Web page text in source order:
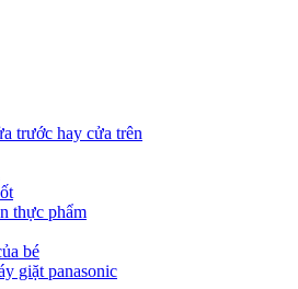
trước hay cửa trên
thực phẩm
bé
giặt panasonic